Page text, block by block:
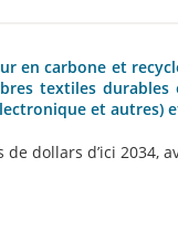
en carbone et
textiles
et autres)
dollars d’ici 2034,